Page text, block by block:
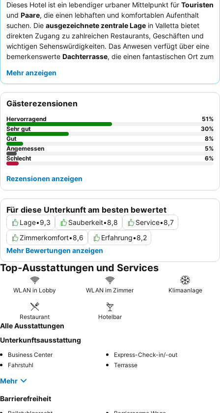
Dieses Hotel ist ein lebendiger urbaner Mittelpunkt für Touristen
und Paare, die einen lebhaften und komfortablen Aufenthalt
suchen. Die ausgezeichnete zentrale Lage in Valletta bietet
direkten Zugang zu zahlreichen Restaurants, Geschäften und
wichtigen Sehenswürdigkeiten. Das Anwesen verfügt über eine
bemerkenswerte Dachterrasse, die einen fantastischen Ort zum
dasaußergewöhnliche Personal und den Service
generell gute bis ausgezeichnete Frühstück, das oft extern in
einem nahegelegenen Restaurant mit vielfältiger Auswahl
serviert wird. Für ein ruhigeres Erlebnis sollten Gäste ein Zimmer
mit Gartenblick anfragen.
Mehr anzeigen
Für diese Unterkunft am besten bewertet
Lage•9,3 Sauberkeit•8,8 Service•8,7
Zimmerkomfort•8,6 Erfahrung•8,2
Mehr Bewertungen anzeigen
Gästerezensionen
Hervorragend 51%
Sehr gut
30%
Gut
8%
Angemessen
5%
Schlecht
6%
Rezensionen anzeigen
Top-Ausstattungen und Services
WLAN in Lobby WLAN im Zimmer Klimaanlage
Restaurant Hotelbar
Alle Ausstattungen
Unterkunftsausstattung
Business Center
Express-Check-in/-out
Fahrstuhl
Terrasse
Mehr
Barrierefreiheit